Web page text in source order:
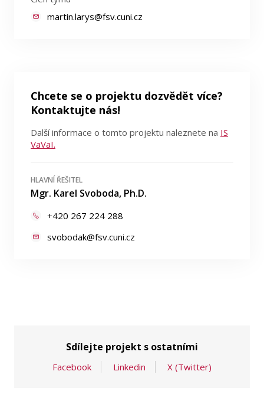
martin.larys@fsv.cuni.cz
Chcete se o projektu dozvědět více?
Kontaktujte nás!
Další informace o tomto projektu naleznete na IS
VaVaI.
HLAVNÍ ŘEŠITEL
Mgr. Karel Svoboda, Ph.D.
+420 267 224 288
svobodak@fsv.cuni.cz
Sdílejte projekt s ostatními
Facebook Linkedin X (Twitter)